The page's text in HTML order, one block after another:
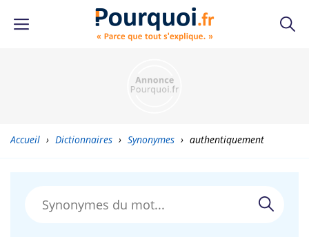
Accueil › Dictionnaires › Synonymes › authentiquement